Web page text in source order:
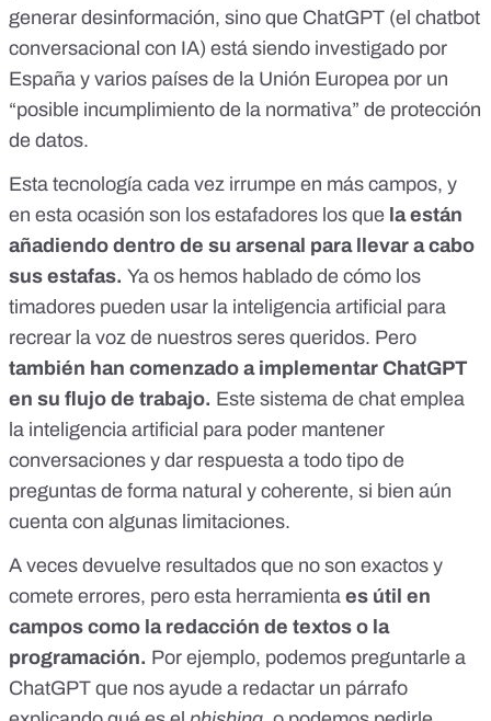
generar desinformación, sino que ChatGPT (el chatbot
conversacional con IA) está siendo investigado por
España y varios países de la Unión Europea por un
“posible incumplimiento de la normativa” de protección
de datos.
Esta tecnología cada vez irrumpe en más campos, y
en esta ocasión son los estafadores los que la están
añadiendo dentro de su arsenal para llevar a cabo
sus estafas. Ya os hemos hablado de cómo los
timadores pueden usar la inteligencia artificial para
recrear la voz de nuestros seres queridos. Pero
también han comenzado a implementar ChatGPT
en su flujo de trabajo. Este sistema de chat emplea
la inteligencia artificial para poder mantener
conversaciones y dar respuesta a todo tipo de
preguntas de forma natural y coherente, si bien aún
cuenta con algunas limitaciones.
A veces devuelve resultados que no son exactos y
comete errores, pero esta herramienta es útil en
campos como la redacción de textos o la
programación. Por ejemplo, podemos preguntarle a
ChatGPT que nos ayude a redactar un párrafo